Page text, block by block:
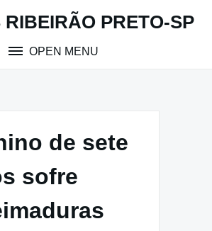
RIBEIRÃO PRETO-SP
OPEN MENU
de sete
sofre